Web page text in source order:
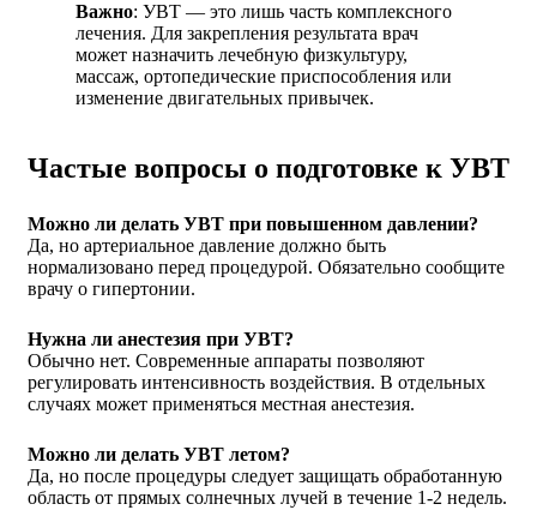
Важно: УВТ — это лишь часть комплексного
лечения. Для закрепления результата врач
может назначить лечебную физкультуру,
массаж, ортопедические приспособления или
изменение двигательных привычек.
Частые вопросы о подготовке к УВТ
Можно ли делать УВТ при повышенном давлении?
Да, но артериальное давление должно быть
нормализовано перед процедурой. Обязательно сообщите
врачу о гипертонии.
Нужна ли анестезия при УВТ?
Обычно нет. Современные аппараты позволяют
регулировать интенсивность воздействия. В отдельных
случаях может применяться местная анестезия.
Можно ли делать УВТ летом?
Да, но после процедуры следует защищать обработанную
область от прямых солнечных лучей в течение 1-2 недель.